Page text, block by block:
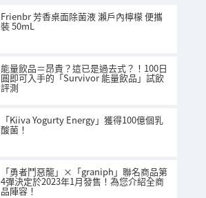
Frienbr 芳香桌面除菌液 瀨戶內檸檬 便攜
裝 50mL
能量飲品＝昂貴？這已是過去式？！100日
圓即可入手的「Survivor 能量飲品」試飲
評測
「Kiiva Yogurty Energy」獲得100億個乳
酸菌！
「勇者鬥惡龍」×「graniph」聯名商品第
4彈決定於2023年1月發售！為您介紹全商
品陣容！